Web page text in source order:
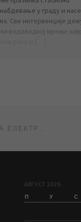
у граду и
Све интервенције
водоводној мрежи
ОБЈАВЉЕНА ЈАВНА НАБАВКА ЈН 29/2016 „НАБАВКА ЕЛЕКТРОМАТЕРИЈАЛА И ЕЛЕКТРОНСКЕ ОПРЕМЕ“
АВГУСТ 2026.
П У С